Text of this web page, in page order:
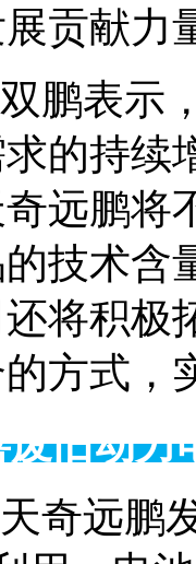
贡献力
鹏表示
的持续
远鹏将
技术含
将积极
方式，
旧动力
奇远鹏